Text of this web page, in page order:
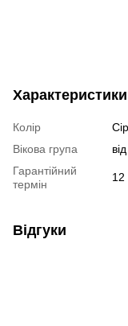
Характеристики
Колір
Вікова група
Гарантійний
термін
12
Відгуки